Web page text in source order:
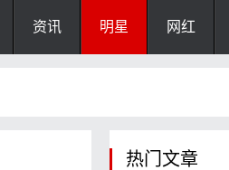
资讯 明星 网红
热门文章